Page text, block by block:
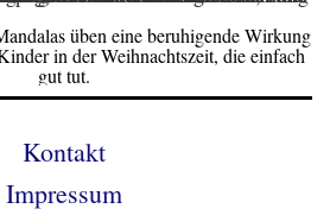
üben eine beruhigende Wirkung
in der Weihnachtszeit, die einfach
gut tut.
Kontakt
Impressum